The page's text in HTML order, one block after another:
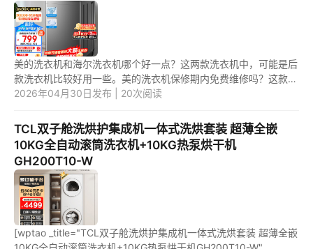
美的洗衣机和海尔洗衣机哪个好一点？这两款洗衣机中，可能是后
款洗衣机比较好用一些。美的洗衣机保修期内免费维修吗？这款洗
衣机在保修期内是免费维修的，保修期一般是365天。 1.美的洗衣
2026年04月30日发布 | 20次阅读
TCL双子舱洗烘护集成机一体式洗烘套装 超薄全嵌
10KG全自动滚筒洗衣机+10KG热泵烘干机
GH200T10-W
[wptao _title="TCL双子舱洗烘护集成机一体式洗烘套装 超薄全嵌